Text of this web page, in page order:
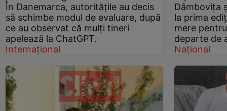
În Danemarca, autoritățile au decis
să schimbe modul de evaluare, după
ce au observat că mulți tineri
apelează la ChatGPT.
Internațional
Dâmbovița
la prima
mere
departe de
Național